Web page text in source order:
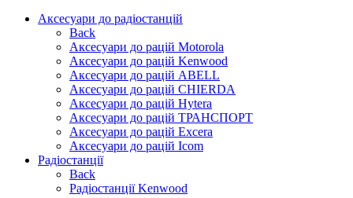
Аксесуари до радіостанцій
Back
Аксесуари до рацій Motorola
Аксесуари до рацій Kenwood
Аксесуари до рацій ABELL
Аксесуари до рацій CHIERDA
Аксесуари до рацій Hytera
Аксесуари до рацій ТРАНСПОРТ
Аксесуари до рацій Excera
Аксесуари до рацій Icom
Радіостанції
Back
Радіостанції Kenwood